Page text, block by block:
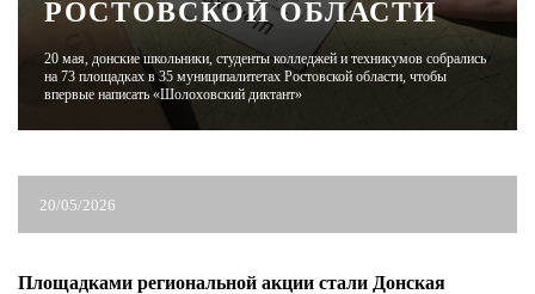
ЖУРНАЛ
РОСТОВСКОЙ ОБЛАСТИ
20 мая, донские школьники, студенты колледжей и техникумов собрались
на 73 площадках в 35 муниципалитетах Ростовской области, чтобы
впервые написать «Шолоховский диктант»
20/05/2026
Площадками региональной акции стали Донская